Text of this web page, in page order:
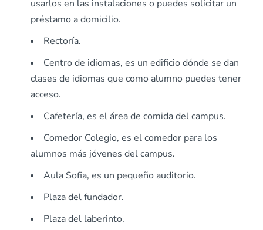
usarlos en las instalaciones o puedes solicitar un
préstamo a domicilio.
Rectoría.
Centro de idiomas, es un edificio dónde se dan
clases de idiomas que como alumno puedes tener
acceso.
Cafetería, es el área de comida del campus.
Comedor Colegio, es el comedor para los
alumnos más jóvenes del campus.
Aula Sofia, es un pequeño auditorio.
Plaza del fundador.
Plaza del laberinto.